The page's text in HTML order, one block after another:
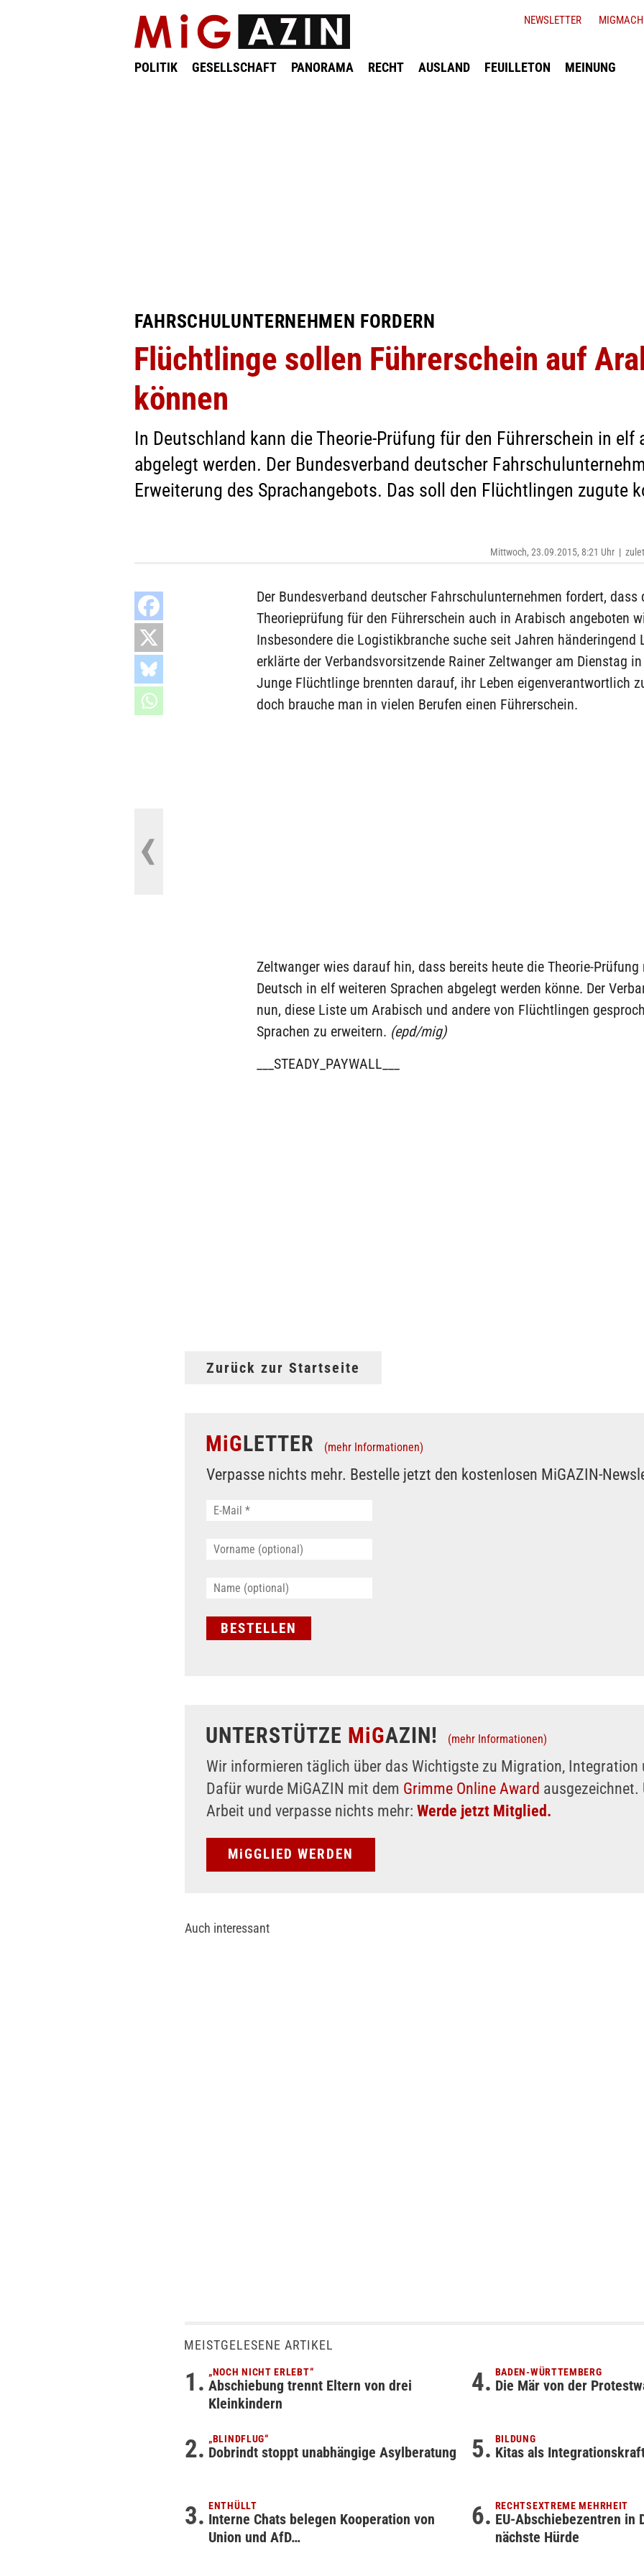
POLITIK GESELLSCHAFT PANORAMA RECHT AUSLAND FEUILLETON MEINUNG
NEWSLETTER
FAHRSCHULUNTERNEHMEN FORDERN
Flüchtlinge sollen Führerschein auf
können
In Deutschland kann die Theorie-Prüfung für den Führerschein in elf
abgelegt werden. Der Bundesverband deutscher
Erweiterung des Sprachangebots. Das soll den Flüchtlingen zugute
Mittwoch, 23.09.2015, 8:21 Uhr |
Der Bundesverband deutscher Fahrschulunternehmen fordert, dass
Theorieprüfung für den Führerschein auch in Arabisch angeboten
Insbesondere die Logistikbranche suche seit Jahren händeringend
erklärte der Verbandsvorsitzende Rainer Zeltwanger am Dienstag
Junge Flüchtlinge brennten darauf, ihr Leben eigenverantwortlich
doch brauche man in vielen Berufen einen Führerschein.
Zeltwanger wies darauf hin, dass bereits heute die Theorie-Prüfung
Deutsch in elf weiteren Sprachen abgelegt werden könne. Der
nun, diese Liste um Arabisch und andere von Flüchtlingen
Sprachen zu erweitern. (epd/mig)
___STEADY_PAYWALL___
Zurück zur Startseite
MiGLETTER (mehr Informationen)
Verpasse nichts mehr. Bestelle jetzt den kostenlosen MiGAZIN-
UNTERSTÜTZE MiGAZIN! (mehr Informationen)
Wir informieren täglich über das Wichtigste zu Migration, Integration
Dafür wurde MiGAZIN mit dem Grimme Online Award
Arbeit und verpasse nichts mehr: Werde jetzt Mitglied.
MiGGLIED WERDEN
Auch interessant
MEISTGELESENE ARTIKEL
„NOCH NICHT ERLEBT“
Abschiebung trennt Eltern von drei
Kleinkindern
BADEN-WÜRTTEMBERG
Die Mär von der
„BLINDFLUG“
Dobrindt stoppt unabhängige Asylberatung
BILDUNG
Kitas als
ENTHÜLLT
Interne Chats belegen Kooperation von
Union und AfD…
RECHTSEXTREME MEHRHEIT
EU-Abschiebezentren in
nächste Hürde